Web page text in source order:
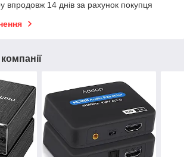
впродовж 14 днів за рахунок покупця